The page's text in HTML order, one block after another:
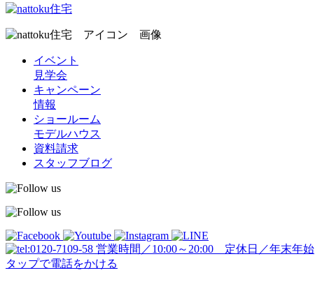
イベント
見学会
キャンペーン
情報
ショールーム
モデルハウス
資料請求
スタッフブログ
営業時間／10:00～20:00 定休日／年末年始
タップで電話をかける